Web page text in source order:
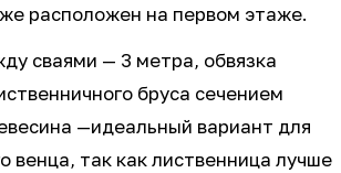
расположен на первом этаже.
сваями — 3 метра, обвязка
бруса сечением
—идеальный вариант для
венца, так как лиственница лучше